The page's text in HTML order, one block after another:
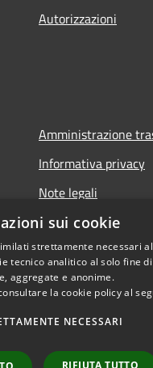
Autorizzazioni
Amministrazione
Informativa privacy
Note legali
Dichiarazione di
sui cookie
strettamente necessari
tecnico analitico al solo fine
aggregate e anonime.
la cookie policy al
NECESSARI
RIFIUTA TUTTO